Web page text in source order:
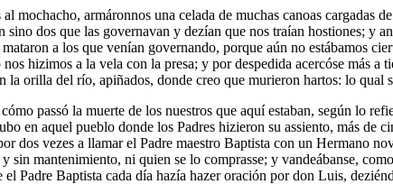
mochacho, armáronnos una celada de muchas canoas cargadas
sino dos que las governavan y dezían que nos traían hostiones; y
a los que venían governando, porque aún no estábamos
hizimos a la vela con la presa; y por despedida acercóse más
la orilla del río, apiñados, donde creo que murieron hartos: lo
passó la muerte de los nuestros que aquí estaban, según lo
en aquel pueblo donde los Padres hizieron su assiento, más
dos vezes a llamar el Padre maestro Baptista con un Hermano
sin mantenimiento, ni quien se lo comprasse; y vandeábanse,
Padre Baptista cada día hazía hazer oración por don Luis,